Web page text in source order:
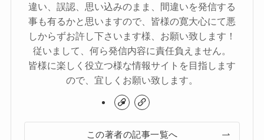
違い、誤認、思い込みのまま、間違いを発信する
事も有るかと思いますので、皆様の寛大心にて悪
しからずお許し下さいます様、お願い致します！
従いまして、何ら発信内容に責任負えません。
皆様に楽しく役立つ様な情報サイトを目指します
ので、宜しくお願い致します。
この著者の記事一覧へ